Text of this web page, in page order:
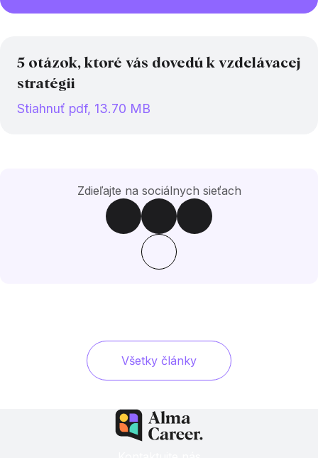
5 otázok, ktoré vás dovedú k vzdelávacej
stratégii
Stiahnuť pdf, 13.70 MB
Zdieľajte na sociálnych sieťach
Všetky články